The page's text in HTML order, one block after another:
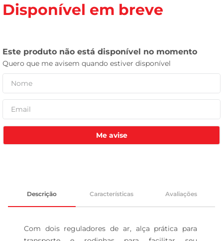
Disponível em breve
Me avise
Descrição Características Avaliações
Com dois reguladores de ar, alça prática para
vinho
leite pó